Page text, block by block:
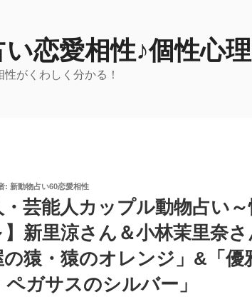
恋愛相性♪個性心
がくわしく分かる！
: 新動物占い60恋愛相性
・芸能人カップル動物占い
】新里涼さん＆小林茉里奈
の猿・猿のオレンジ」&「優
ガサスのシルバー」